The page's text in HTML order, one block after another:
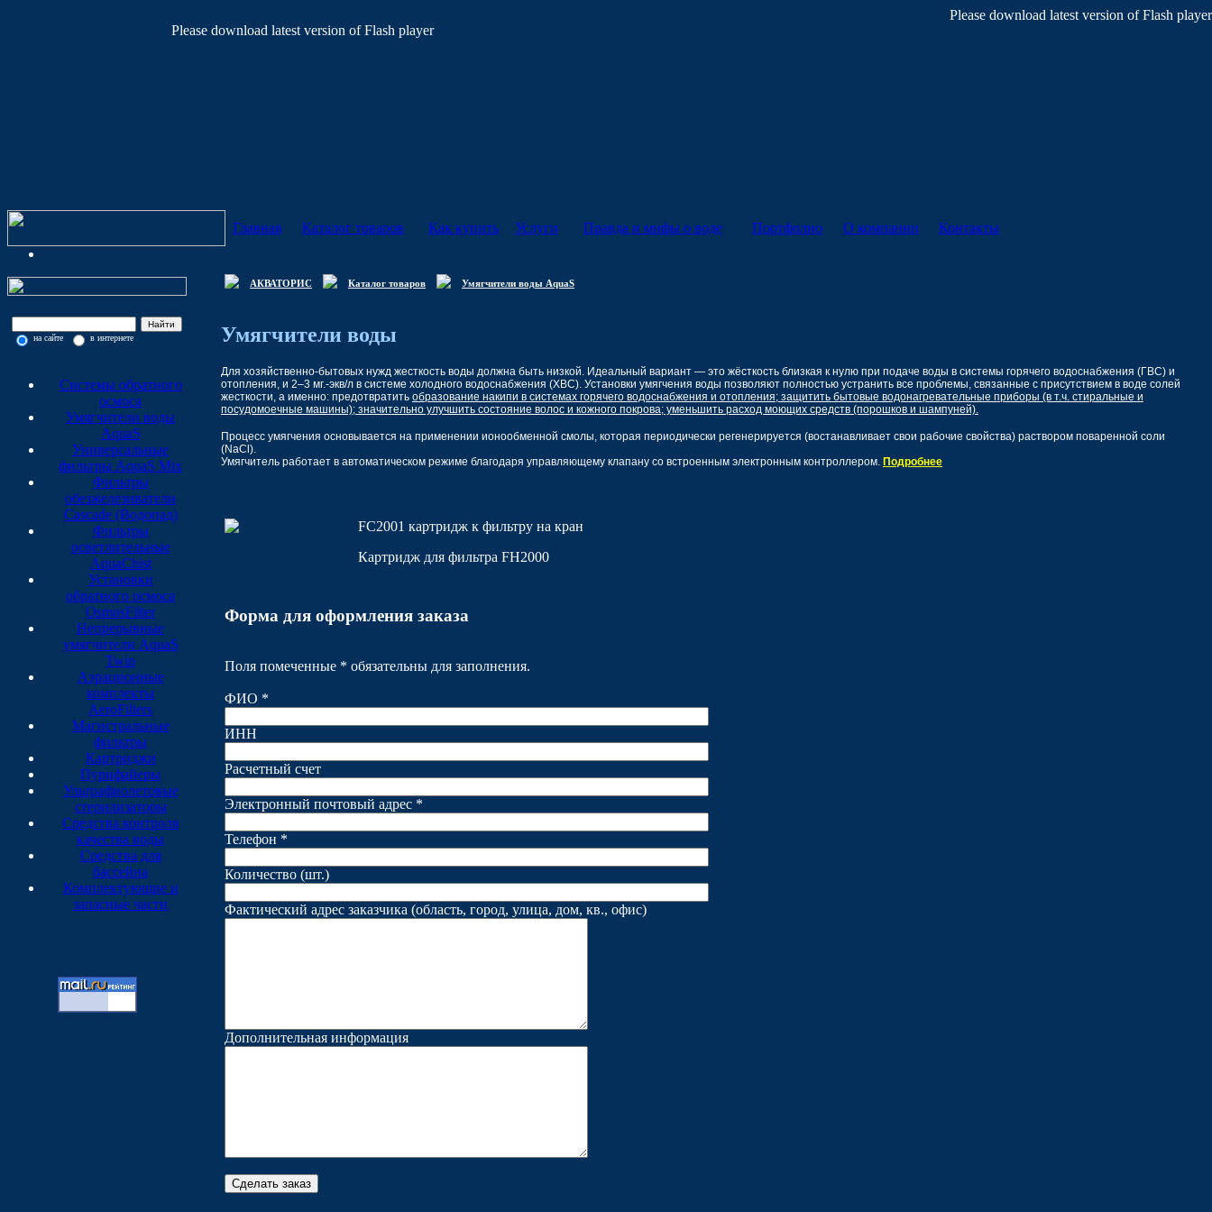
Please download latest version of Flash player
Please download latest version of Flash player
Главная Каталог товаров Как купить Услуги Правда и мифы о воде Портфолио О компании Контакты
на сайте в интернете
Системы обратного
осмоса
Умягчители воды
AquaS
Универсальные
фильтры AquaS Mix
Фильтры
обезжелезиватели
Cascade (Водопад)
Фильтры
осветлительные
AquaChist
Установки
обратного осмоса
OsmosFilter
Непрерывные
умягчители AquaS
Twin
Аэрационные
комплекты
AeroFilters
Магистральные
фильтры
Картриджи
Пурифайеры
Ультрафиолетовые
стерилизаторы
Средства контроля
качества воды
Средства для
бассейна
Комплектующие и
запасные части
АКВАТОРИС Каталог товаров Умягчители воды AquaS
Умягчители воды
Для хозяйственно-бытовых нужд жесткость воды должна быть низкой. Идеальный вариант — это жёсткость близкая к нулю при подаче воды в системы горячего водоснабжения (ГВС) и
отопления, и 2–3 мг.-экв/л в системе холодного водоснабжения (ХВС). Установки умягчения воды позволяют полностью устранить все проблемы, связанные с присутствием в воде солей
жесткости, а именно: предотвратить образование накипи в системах горячего водоснабжения и отопления; защитить бытовые водонагревательные приборы (в т.ч. стиральные и
посудомоечные машины); значительно улучшить состояние волос и кожного покрова; уменьшить расход моющих средств (порошков и шампуней).
Процесс умягчения основывается на применении ионообменной смолы, которая периодически регенерируется (востанавливает свои рабочие свойства) раствором поваренной соли
(NaCl).
Умягчитель работает в автоматическом режиме благодаря управляющему клапану со встроенным электронным контроллером. Подробнее
FC2001 картридж к фильтру на кран
Картридж для фильтра FH2000
Форма для оформления заказа
Поля помеченные * обязательны для заполнения.
ФИО *
ИНН
Расчетный счет
Электронный почтовый адрес *
Телефон *
Количество (шт.)
Фактический адрес заказчика (область, город, улица, дом, кв., офис)
Дополнительная информация